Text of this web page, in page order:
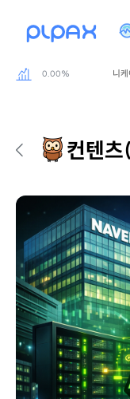
0.00% 니케이
컨텐츠